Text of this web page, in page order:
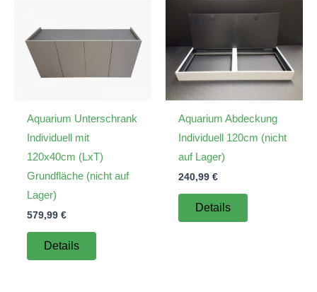
Aquarium Unterschrank
Individuell mit
120x40cm (LxT)
Grundfläche (nicht auf
Lager)
579,99 €
Details
Aquarium Abdeckung
Individuell 120cm (nicht
auf Lager)
240,99 €
Details